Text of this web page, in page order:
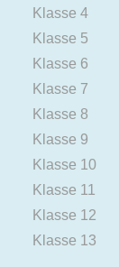
Klasse 4
Klasse 5
Klasse 6
Klasse 7
Klasse 8
Klasse 9
Klasse 10
Klasse 11
Klasse 12
Klasse 13